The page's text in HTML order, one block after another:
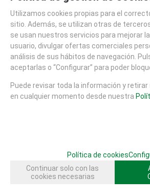
SOLICITAR MÁS INFO
CATÁLOGO
AREAS DE JUEGO
CONJUNTOS MODULARES (207)
CASITAS MESAS Y BANCOS (48)
COLUMPIOS (56)
PRIMERA INFANCIA (214)
Utilizamos cookies propias para el
sitio. Además, se utilizan otras de
se usan nuestros servicios para mejorar
usuario, divulgar ofertas comerciales
análisis de sus hábitos de navegación.
aceptarlas o “Configurar” para poder
Puede revisar toda la información y
en cualquier momento desde nuestra
Política de cookies
Continuar solo con las
cookies necesarias